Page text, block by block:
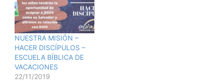
NUESTRA MISIÓN –
HACER DISCÍPULOS –
ESCUELA BÍBLICA DE
VACACIONES
22/11/2019